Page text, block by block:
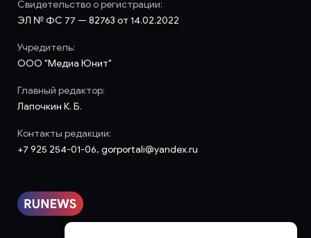
Свидетельство о регистрации:
ЭЛ № ФС 77 — 82763 от 14.02.2022
Учредитель:
ООО "Медиа Юнит"
Главный редактор:
Лапочкин К. Б.
Контакты редакции:
+7 925 254-01-06, gorportali@yandex.ru